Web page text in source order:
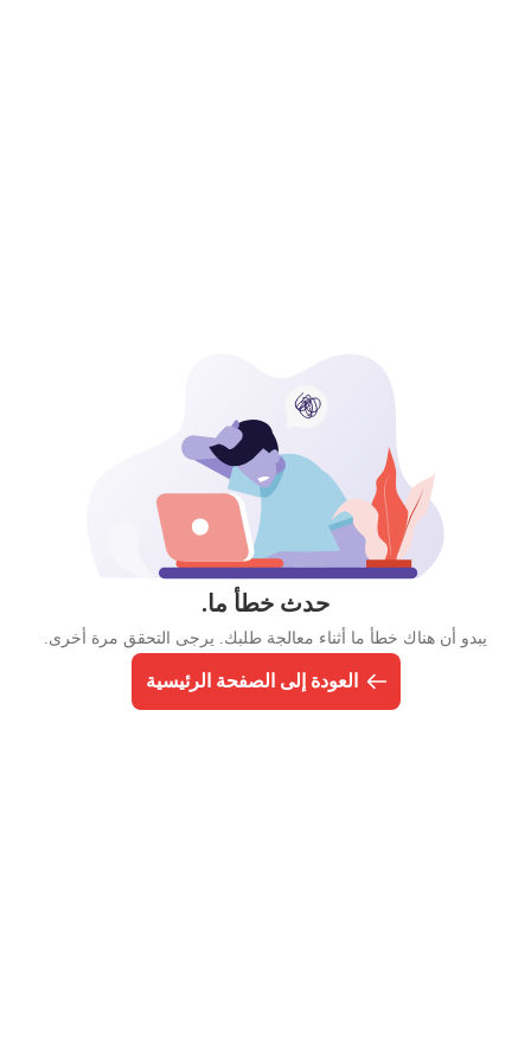
حدث خطأ ما.
يبدو أن هناك خطأ ما أثناء معالجة طلبك. يرجى التحقق مرة أخرى.
العودة إلى الصفحة الرئيسية